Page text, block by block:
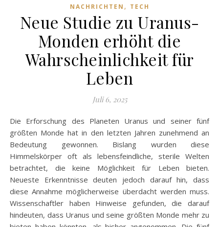
NACHRICHTEN , TECH
Neue Studie zu Uranus-
Monden erhöht die
Wahrscheinlichkeit für
Leben
Juli 6, 2025
Die Erforschung des Planeten Uranus und seiner fünf
größten Monde hat in den letzten Jahren zunehmend an
Bedeutung gewonnen. Bislang wurden diese
Himmelskörper oft als lebensfeindliche, sterile Welten
betrachtet, die keine Möglichkeit für Leben bieten.
Neueste Erkenntnisse deuten jedoch darauf hin, dass
diese Annahme möglicherweise überdacht werden muss.
Wissenschaftler haben Hinweise gefunden, die darauf
hindeuten, dass Uranus und seine größten Monde mehr zu